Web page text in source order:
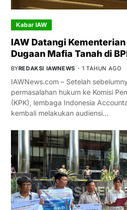
Kabar IAW
IAW Datangi
Dugaan Mafia Tanah di
BYREDAKSI IAWNEWS 1 TAHUN AGO
IAWNews.com – Setelah
permasalahan hukum ke Komisi
(KPK), lembaga Indonesia
kembali melakukan audiensi…